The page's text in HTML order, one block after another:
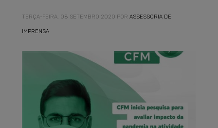
TERÇA-FEIRA, 08 SETEMBRO 2020 POR ASSESSORIA DE
IMPRENSA